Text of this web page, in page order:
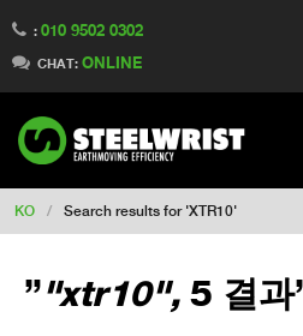
: 010 9502 0302
CHAT: ONLINE
Switch to Finland
Switch to Denmark
Switch to China
Switch to Australia
Change market
KO / Search results for 'XTR10'
”"xtr10", 5 결과